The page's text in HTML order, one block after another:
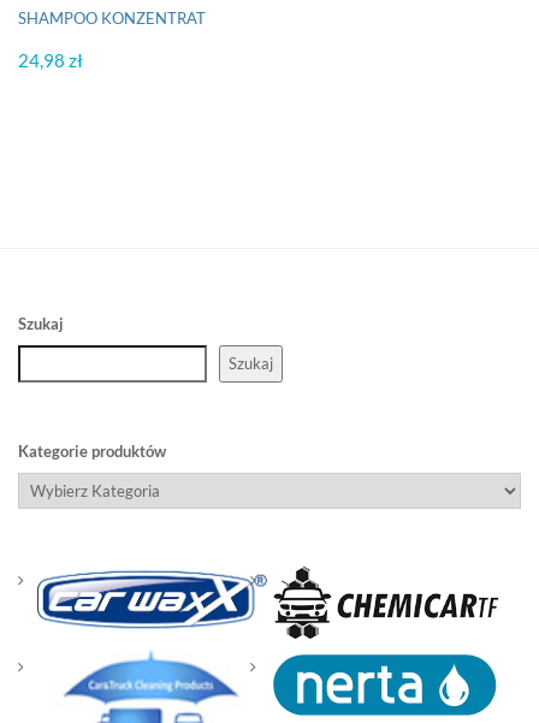
SHAMPOO KONZENTRAT
24,98 zł
Szukaj
Szukaj
Kategorie produktów